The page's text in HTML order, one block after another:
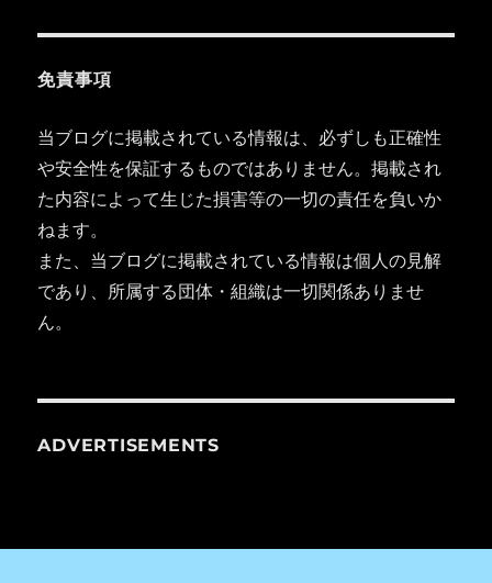
免責事項
当ブログに掲載されている情報は、必ずしも正確性
や安全性を保証するものではありません。掲載され
た内容によって生じた損害等の一切の責任を負いか
ねます。
また、当ブログに掲載されている情報は個人の見解
であり、所属する団体・組織は一切関係ありませ
ん。
ADVERTISEMENTS